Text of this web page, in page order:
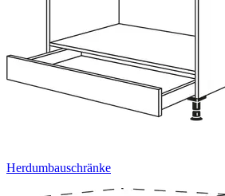
Herdumbauschränke